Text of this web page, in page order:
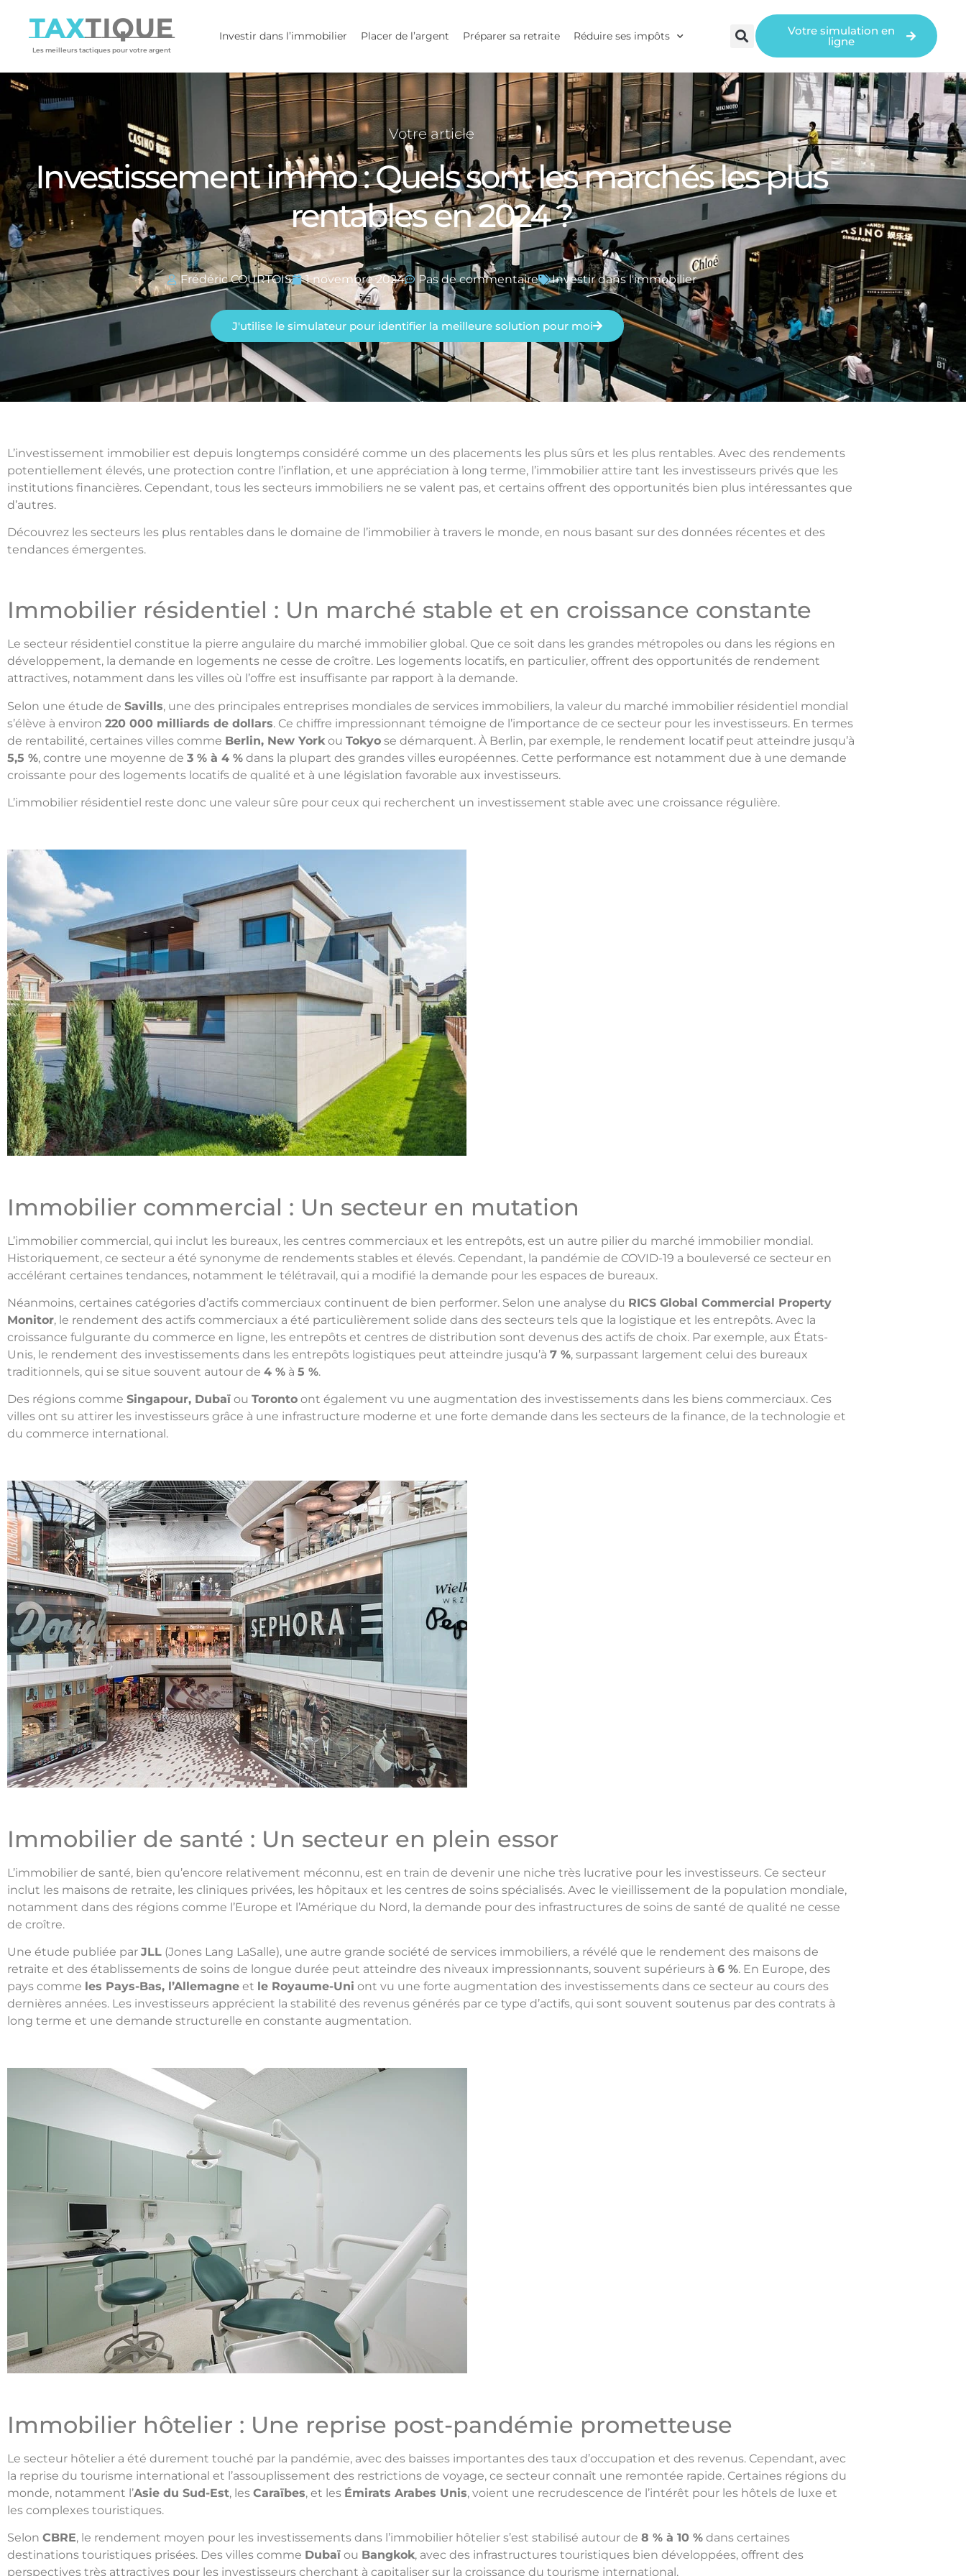
TAXTIQUE
Les meilleurs tactiques pour votre argent
Investir dans l’immobilier Placer de l’argent Préparer sa retraite Réduire ses impôts Votre simulation en
ligne
Votre article
Investissement immo : Quels sont les marchés les plus
rentables en 2024 ?
Frédéric COURTOIS 1 novembre 2024 Pas de commentaire Investir dans l'immobilier
J'utilise le simulateur pour identifier la meilleure solution pour moi
L’investissement immobilier est depuis longtemps considéré comme un des placements les plus sûrs et les plus rentables. Avec des rendements
potentiellement élevés, une protection contre l’inflation, et une appréciation à long terme, l’immobilier attire tant les investisseurs privés que les
institutions financières. Cependant, tous les secteurs immobiliers ne se valent pas, et certains offrent des opportunités bien plus intéressantes que
d’autres.
Découvrez les secteurs les plus rentables dans le domaine de l’immobilier à travers le monde, en nous basant sur des données récentes et des
tendances émergentes.
Immobilier résidentiel : Un marché stable et en croissance constante
Le secteur résidentiel constitue la pierre angulaire du marché immobilier global. Que ce soit dans les grandes métropoles ou dans les régions en
développement, la demande en logements ne cesse de croître. Les logements locatifs, en particulier, offrent des opportunités de rendement
attractives, notamment dans les villes où l’offre est insuffisante par rapport à la demande.
Selon une étude de Savills, une des principales entreprises mondiales de services immobiliers, la valeur du marché immobilier résidentiel mondial
s’élève à environ 220 000 milliards de dollars. Ce chiffre impressionnant témoigne de l’importance de ce secteur pour les investisseurs. En termes
de rentabilité, certaines villes comme Berlin, New York ou Tokyo se démarquent. À Berlin, par exemple, le rendement locatif peut atteindre jusqu’à
5,5 %, contre une moyenne de 3 % à 4 % dans la plupart des grandes villes européennes. Cette performance est notamment due à une demande
croissante pour des logements locatifs de qualité et à une législation favorable aux investisseurs.
L’immobilier résidentiel reste donc une valeur sûre pour ceux qui recherchent un investissement stable avec une croissance régulière.
Immobilier commercial : Un secteur en mutation
L’immobilier commercial, qui inclut les bureaux, les centres commerciaux et les entrepôts, est un autre pilier du marché immobilier mondial.
Historiquement, ce secteur a été synonyme de rendements stables et élevés. Cependant, la pandémie de COVID-19 a bouleversé ce secteur en
accélérant certaines tendances, notamment le télétravail, qui a modifié la demande pour les espaces de bureaux.
Néanmoins, certaines catégories d’actifs commerciaux continuent de bien performer. Selon une analyse du RICS Global Commercial Property
Monitor, le rendement des actifs commerciaux a été particulièrement solide dans des secteurs tels que la logistique et les entrepôts. Avec la
croissance fulgurante du commerce en ligne, les entrepôts et centres de distribution sont devenus des actifs de choix. Par exemple, aux États-
Unis, le rendement des investissements dans les entrepôts logistiques peut atteindre jusqu’à 7 %, surpassant largement celui des bureaux
traditionnels, qui se situe souvent autour de 4 % à 5 %.
Des régions comme Singapour, Dubaï ou Toronto ont également vu une augmentation des investissements dans les biens commerciaux. Ces
villes ont su attirer les investisseurs grâce à une infrastructure moderne et une forte demande dans les secteurs de la finance, de la technologie et
du commerce international.
Immobilier de santé : Un secteur en plein essor
L’immobilier de santé, bien qu’encore relativement méconnu, est en train de devenir une niche très lucrative pour les investisseurs. Ce secteur
inclut les maisons de retraite, les cliniques privées, les hôpitaux et les centres de soins spécialisés. Avec le vieillissement de la population mondiale,
notamment dans des régions comme l’Europe et l’Amérique du Nord, la demande pour des infrastructures de soins de santé de qualité ne cesse
de croître.
Une étude publiée par JLL (Jones Lang LaSalle), une autre grande société de services immobiliers, a révélé que le rendement des maisons de
retraite et des établissements de soins de longue durée peut atteindre des niveaux impressionnants, souvent supérieurs à 6 %. En Europe, des
pays comme les Pays-Bas, l’Allemagne et le Royaume-Uni ont vu une forte augmentation des investissements dans ce secteur au cours des
dernières années. Les investisseurs apprécient la stabilité des revenus générés par ce type d’actifs, qui sont souvent soutenus par des contrats à
long terme et une demande structurelle en constante augmentation.
Immobilier hôtelier : Une reprise post-pandémie prometteuse
Le secteur hôtelier a été durement touché par la pandémie, avec des baisses importantes des taux d’occupation et des revenus. Cependant, avec
la reprise du tourisme international et l’assouplissement des restrictions de voyage, ce secteur connaît une remontée rapide. Certaines régions du
monde, notamment l’Asie du Sud-Est, les Caraïbes, et les Émirats Arabes Unis, voient une recrudescence de l’intérêt pour les hôtels de luxe et
les complexes touristiques.
Selon CBRE, le rendement moyen pour les investissements dans l’immobilier hôtelier s’est stabilisé autour de 8 % à 10 % dans certaines
destinations touristiques prisées. Des villes comme Dubaï ou Bangkok, avec des infrastructures touristiques bien développées, offrent des
perspectives très attractives pour les investisseurs cherchant à capitaliser sur la croissance du tourisme international.